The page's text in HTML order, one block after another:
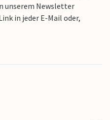
unserem Newsletter
in jeder E-Mail oder,